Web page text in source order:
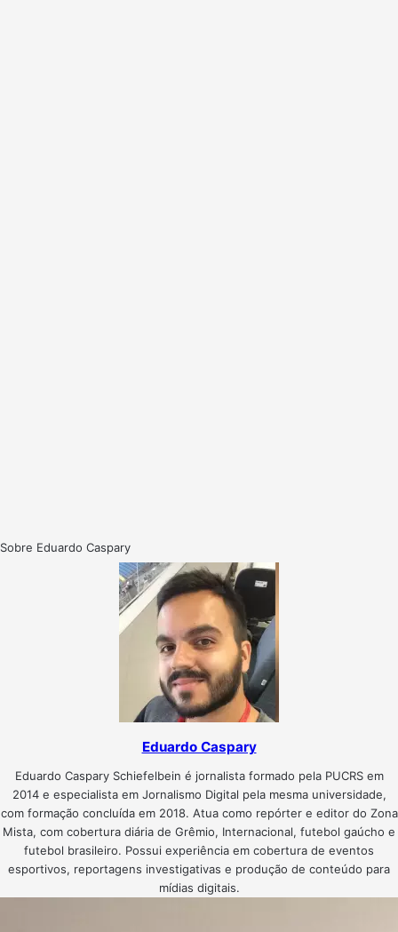
Sobre Eduardo Caspary
Eduardo Caspary
Eduardo Caspary Schiefelbein é jornalista formado pela PUCRS em
2014 e especialista em Jornalismo Digital pela mesma universidade,
com formação concluída em 2018. Atua como repórter e editor do Zona
Mista, com cobertura diária de Grêmio, Internacional, futebol gaúcho e
futebol brasileiro. Possui experiência em cobertura de eventos
esportivos, reportagens investigativas e produção de conteúdo para
mídias digitais.